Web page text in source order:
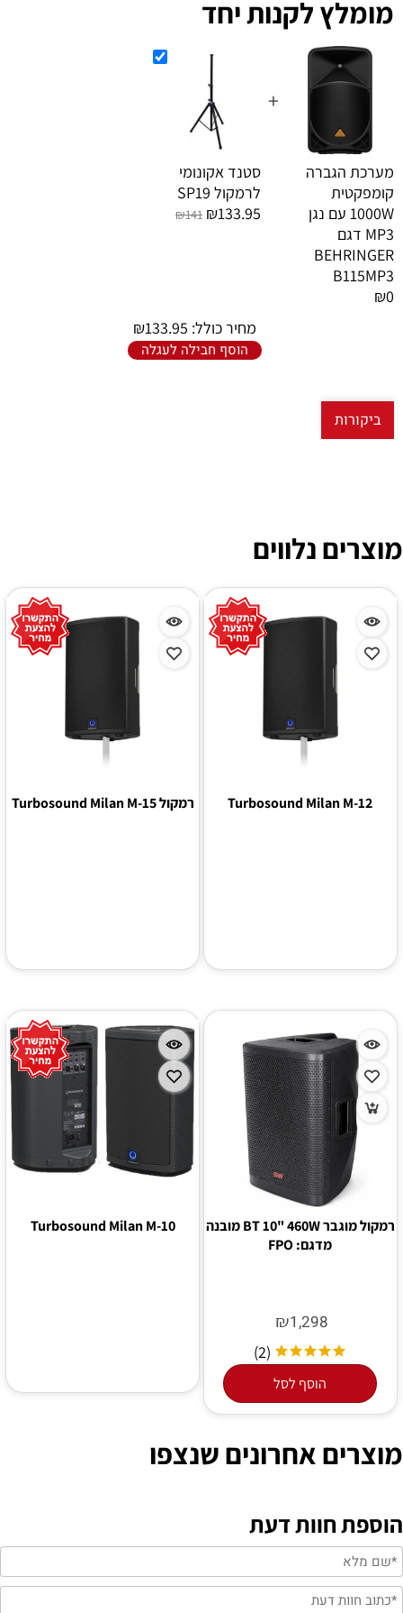
מומלץ לקנות יחד
מערכת הגברה
קומפקטית
1000W עם נגן
MP3 דגם
BEHRINGER
B115MP3
₪0
+
סטנד אקונומי
לרמקול SP19
₪141 ₪133.95
מחיר כולל: ₪133.95
הוסף חבילה לעגלה
ביקורות
מוצרים נלווים
Turbosound Milan M-12 רמקול Turbosound Milan M-15
רמקול מוגבר BT 10" 460W מובנה
מדגם: FPO
₪1,298
(2)
הוסף לסל
Turbosound Milan M-10
מוצרים אחרונים שנצפו
הוספת חוות דעת